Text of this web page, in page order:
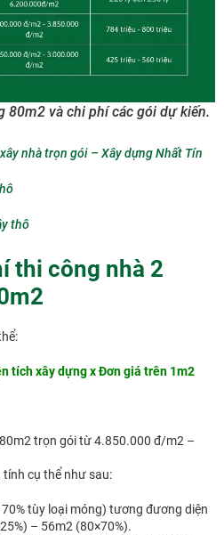
80m2 và chi phí các gói dự kiến.
nhà trọn gói – Xây dựng Nhất Tín
thô
thi công nhà 2
tích xây dựng x Đơn giá trên 1m2
trọn gói từ 4.850.000 đ/m2 –
cụ thể như sau:
tùy loại móng) tương đương diện
– 56m2 (80×70%).